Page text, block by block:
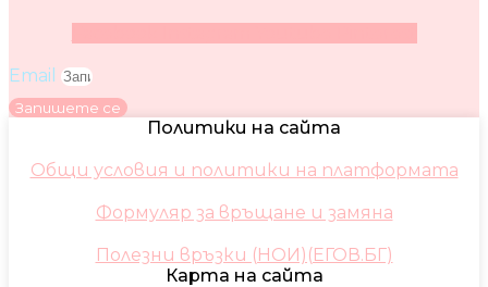
Email
Запишете се
Политики на сайта
Общи условия и политики на платформата
Формуляр за връщане и замяна
Полезни връзки (НОИ)(ЕГОВ.БГ)
Карта на сайта